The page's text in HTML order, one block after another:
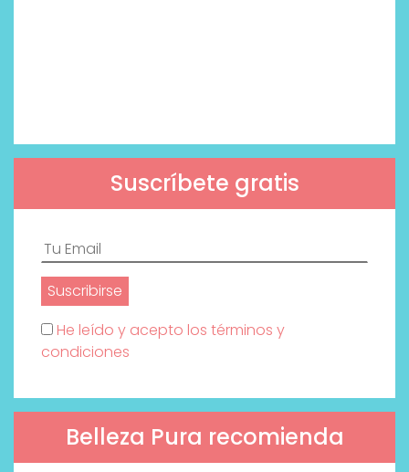
Suscríbete gratis
He leído y acepto los términos y
condiciones
Belleza Pura recomienda